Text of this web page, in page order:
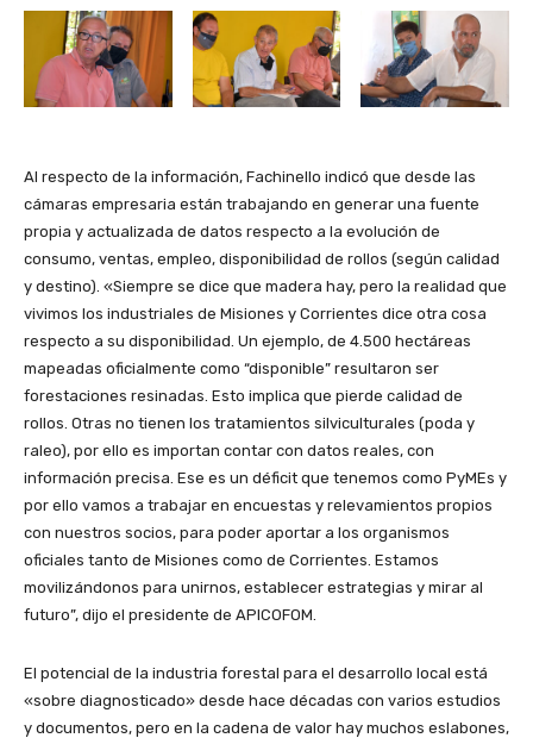
Al respecto de la información, Fachinello indicó que desde las
cámaras empresaria están trabajando en generar una fuente
propia y actualizada de datos respecto a la evolución de
consumo, ventas, empleo, disponibilidad de rollos (según calidad
y destino). «Siempre se dice que madera hay, pero la realidad que
vivimos los industriales de Misiones y Corrientes dice otra cosa
respecto a su disponibilidad. Un ejemplo, de 4.500 hectáreas
mapeadas oficialmente como “disponible” resultaron ser
forestaciones resinadas. Esto implica que pierde calidad de
rollos. Otras no tienen los tratamientos silviculturales (poda y
raleo), por ello es importan contar con datos reales, con
información precisa. Ese es un déficit que tenemos como PyMEs y
por ello vamos a trabajar en encuestas y relevamientos propios
con nuestros socios, para poder aportar a los organismos
oficiales tanto de Misiones como de Corrientes. Estamos
movilizándonos para unirnos, establecer estrategias y mirar al
futuro”, dijo el presidente de APICOFOM.
El potencial de la industria forestal para el desarrollo local está
«sobre diagnosticado» desde hace décadas con varios estudios
y documentos, pero en la cadena de valor hay muchos eslabones,